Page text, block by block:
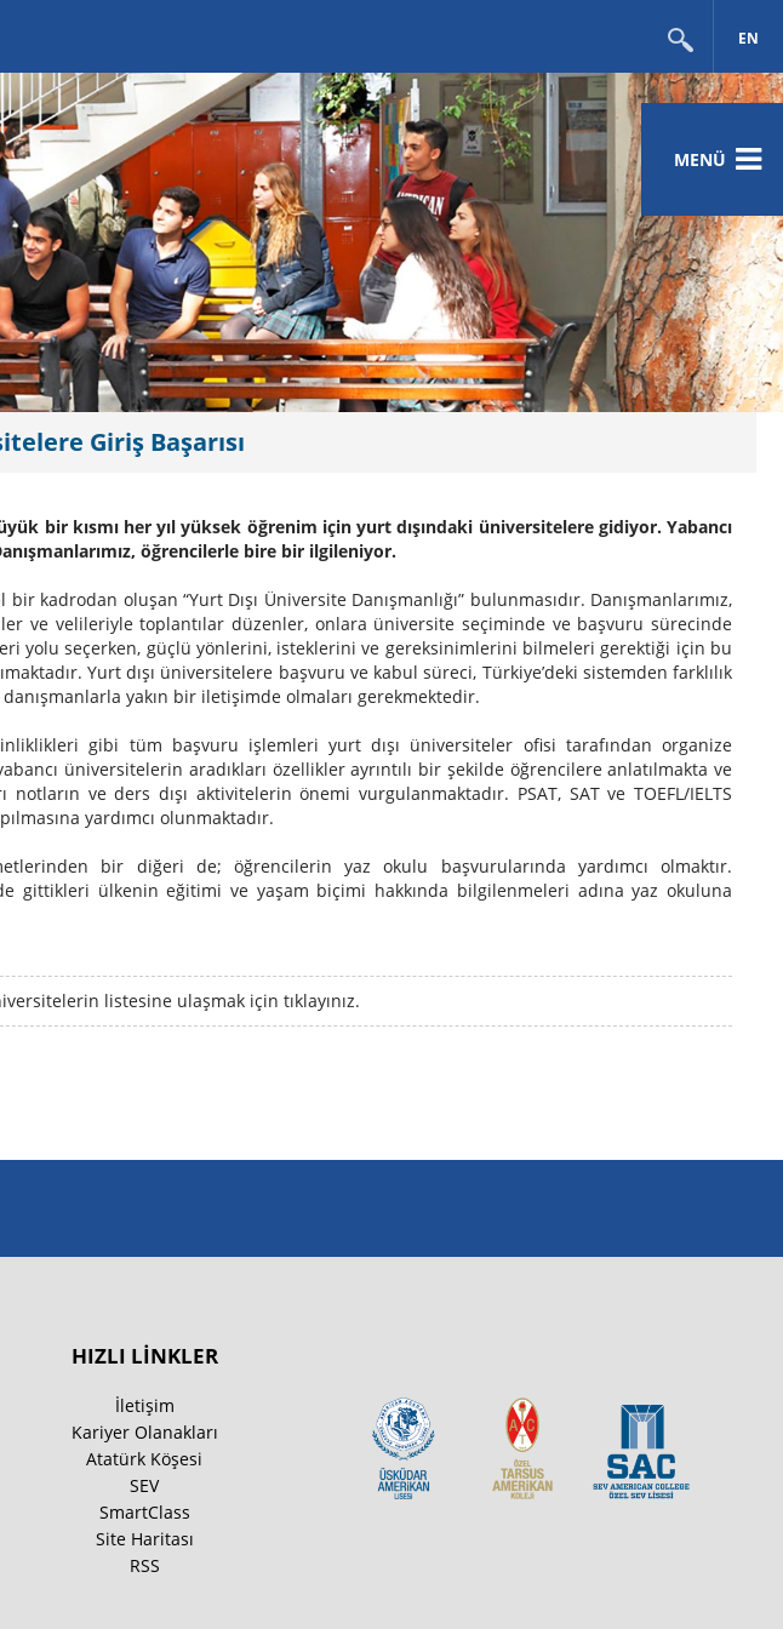
EN
MENÜ
Giriş Başarısı
bir kısmı her yıl yüksek öğrenim için yurt dışındaki üniversitelere gidiyor. Yabancı
öğrencilerle bire bir ilgileniyor.
oluşan “Yurt Dışı Üniversite Danışmanlığı” bulunmasıdır. Danışmanlarımız,
ve velileriyle toplantılar düzenler, onlara üniversite seçiminde ve başvuru sürecinde
yolu seçerken, güçlü yönlerini, isteklerini ve gereksinimlerini bilmeleri gerektiği için bu
Yurt dışı üniversitelere başvuru ve kabul süreci, Türkiye’deki sistemden farklılık
yakın bir iletişimde olmaları gerekmektedir.
gibi tüm başvuru işlemleri yurt dışı üniversiteler ofisi tarafından organize
üniversitelerin aradıkları özellikler ayrıntılı bir şekilde öğrencilere anlatılmakta ve
ve ders dışı aktivitelerin önemi vurgulanmaktadır. PSAT, SAT ve TOEFL/IELTS
yardımcı olunmaktadır.
bir diğeri de; öğrencilerin yaz okulu başvurularında yardımcı olmaktır.
gittikleri ülkenin eğitimi ve yaşam biçimi hakkında bilgilenmeleri adına yaz okuluna
listesine ulaşmak için tıklayınız.
HIZLI LİNKLER
İletişim
Kariyer Olanakları
Atatürk Köşesi
SEV
SmartClass
Site Haritası
RSS